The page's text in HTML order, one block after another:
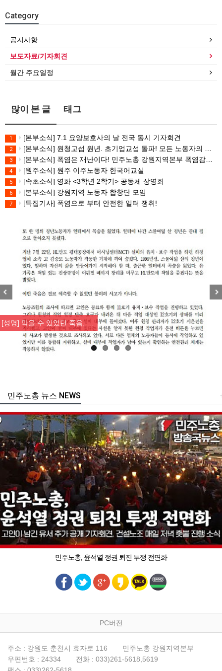
Category
공지사항
보도자료/기자회견
월간 주요일정
많이 본 글 태그
1 [본부소식] 7.1 요양보호사의 날 전국 동시 기자회견
2 [본부소식] 원청교섭 원년. 초기업교섭 돌파! 모든 노동자의 노동기본권 쟁취! 민주노총 7.15 총파업대회
3 [본부소식] 폭염은 재난이다! 민주노총 강원지역본부 폭염감시단 선포 기자회견
4 [원주소식] 원주 이주노동자 한국어교실
5 [속초소식] 영화 <3학년 2학기> 공동체 상영회
6 [본부소식] 강원지역 노동자 합창단 모임
7 [특집기사] 폭염으로 부터 안전한 일터 쟁취!
[성명] 막을 수 있었던 죽음, …
주노총 뉴스 NEWS
민주노총, 윤석열 정권 퇴진 투쟁 전면화
PC버전
주소 : 강원도 춘천시 효자로 116
민주노총 강원지역본부
우편번호 : 24334
전화 : 033)261-5618,5619